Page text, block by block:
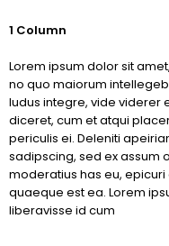
1 Column
Lorem ipsum dolor sit
no quo maiorum
ludus integre, vide viderer
diceret, cum et atqui
periculis ei. Deleniti
sadipscing, sed ex assum
moderatius has eu,
quaeque est ea. Lorem
liberavisse id cum